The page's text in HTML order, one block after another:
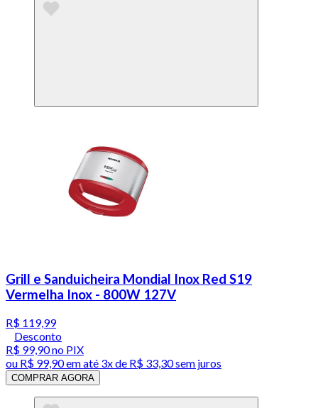
Grill e Sanduicheira Mondial Inox Red S19
Vermelha Inox - 800W 127V
R$ 119,99
Desconto
R$ 99,90no PIX
ou R$ 99,90em até 3x de R$ 33,30 sem juros
COMPRAR AGORA